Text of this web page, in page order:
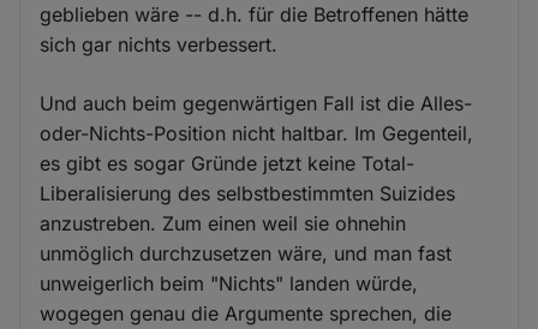
geblieben wäre -- d.h. für die Betroffenen hätte
sich gar nichts verbessert.
Und auch beim gegenwärtigen Fall ist die Alles-
oder-Nichts-Position nicht haltbar. Im Gegenteil,
es gibt es sogar Gründe jetzt keine Total-
Liberalisierung des selbstbestimmten Suizides
anzustreben. Zum einen weil sie ohnehin
unmöglich durchzusetzen wäre, und man fast
unweigerlich beim "Nichts" landen würde,
wogegen genau die Argumente sprechen, die